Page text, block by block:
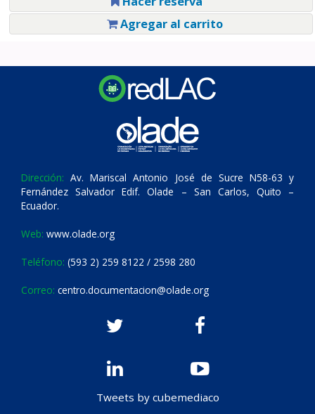
Agregar al carrito
Dirección: Av. Mariscal Antonio José de Sucre N58-63 y
Fernández Salvador Edif. Olade – San Carlos, Quito –
Ecuador.
Web: www.olade.org
Teléfono: (593 2) 259 8122 / 2598 280
Correo: centro.documentacion@olade.org
Tweets by cubemediaco